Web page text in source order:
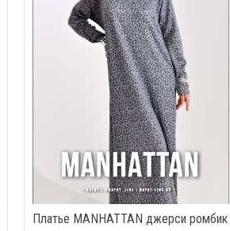
Платье MANHATTAN джерси ромбик